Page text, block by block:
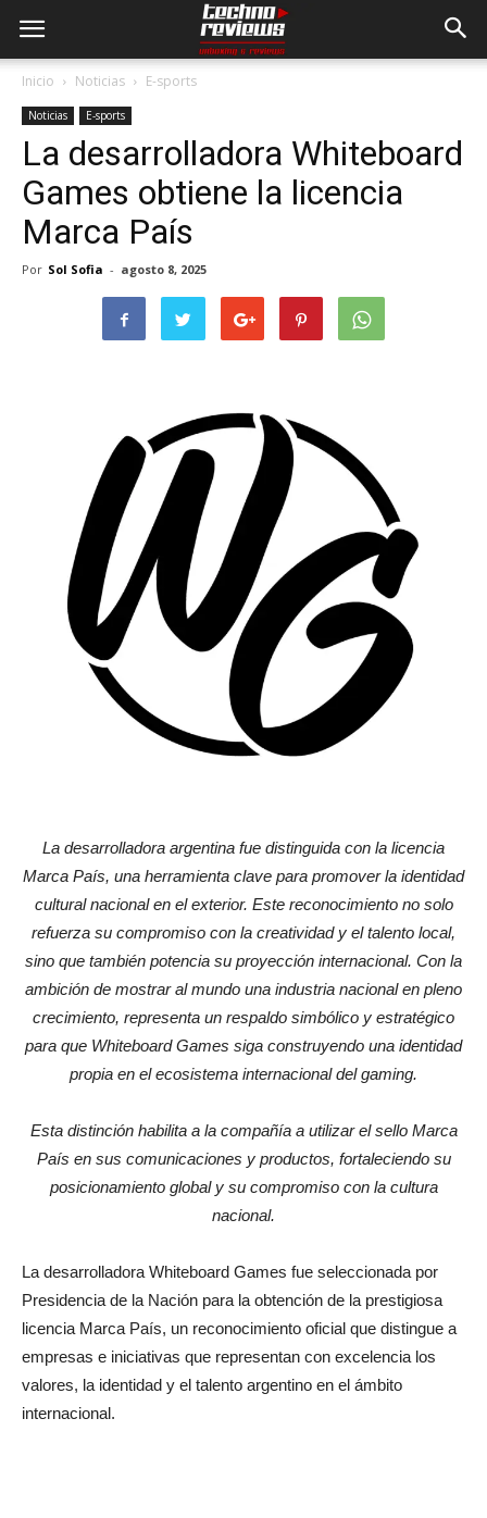
Inicio Noticias E-sports
Noticias E-sports
La desarrolladora Whiteboard
Games obtiene la licencia
Marca País
Por Sol Sofia - agosto 8, 2025
La desarrolladora argentina fue distinguida con la licencia
Marca País, una herramienta clave para promover la identidad
cultural nacional en el exterior. Este reconocimiento no solo
refuerza su compromiso con la creatividad y el talento local,
sino que también potencia su proyección internacional. Con la
ambición de mostrar al mundo una industria nacional en pleno
crecimiento, representa un respaldo simbólico y estratégico
para que Whiteboard Games siga construyendo una identidad
propia en el ecosistema internacional del gaming.
Esta distinción habilita a la compañía a utilizar el sello Marca
País en sus comunicaciones y productos, fortaleciendo su
posicionamiento global y su compromiso con la cultura
nacional.
La desarrolladora Whiteboard Games fue seleccionada por
Presidencia de la Nación para la obtención de la prestigiosa
licencia Marca País, un reconocimiento oficial que distingue a
empresas e iniciativas que representan con excelencia los
valores, la identidad y el talento argentino en el ámbito
internacional.